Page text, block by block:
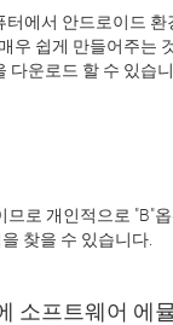
에서 안드로이드
우 쉽게 만들어주는
찾을 수 있습니다.
소프트웨어 에